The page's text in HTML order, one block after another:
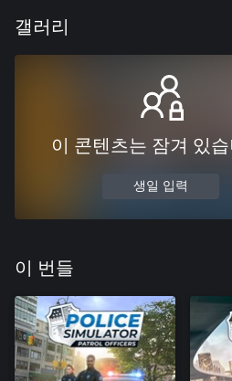
갤러리
이 콘텐츠는 잠겨 있습
생일 입력
이 번들